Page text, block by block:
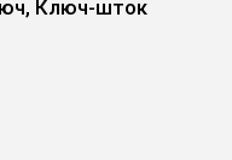
Ключ-шток